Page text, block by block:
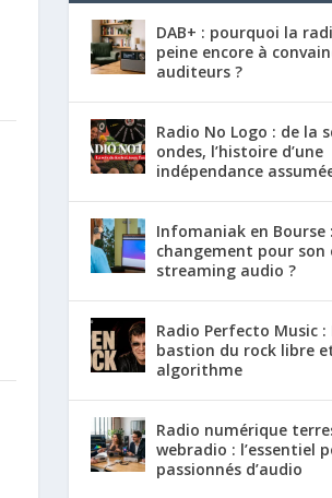
DAB+ : pourquoi la
peine encore à
auditeurs ?
Radio No Logo : de la
ondes, l’histoire d’une
indépendance
Infomaniak en Bourse
changement pour son
streaming audio ?
Radio Perfecto Music :
bastion du rock libre
algorithme
Radio numérique
webradio : l’essentiel
passionnés d’audio